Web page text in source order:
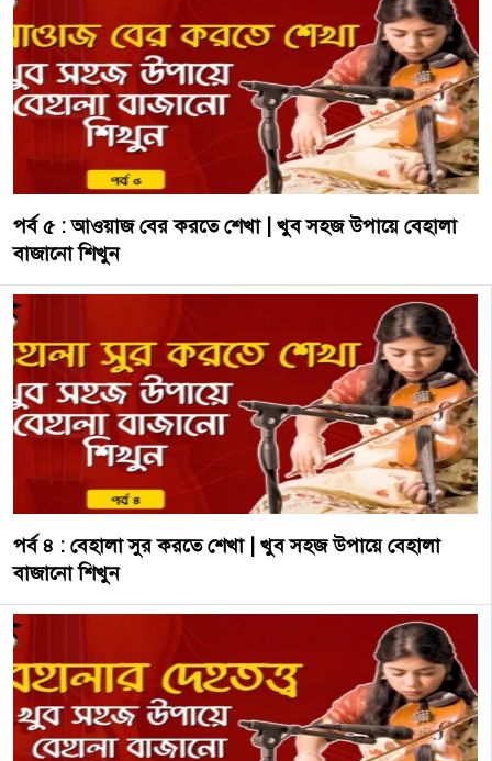
পর্ব ৫ : আওয়াজ বের করতে শেখা | খুব সহজ উপায়ে বেহালা
বাজানো শিখুন
পর্ব ৪ : বেহালা সুর করতে শেখা | খুব সহজ উপায়ে বেহালা
বাজানো শিখুন